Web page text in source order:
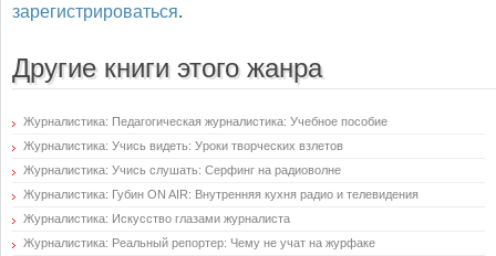
зарегистрироваться.
Другие книги этого жанра
Журналистика: Педагогическая журналистика: Учебное пособие
Журналистика: Учись видеть: Уроки творческих взлетов
Журналистика: Учись слушать: Серфинг на радиоволне
Журналистика: Губин ON AIR: Внутренняя кухня радио и телевидения
Журналистика: Искусство глазами журналиста
Журналистика: Реальный репортер: Чему не учат на журфаке